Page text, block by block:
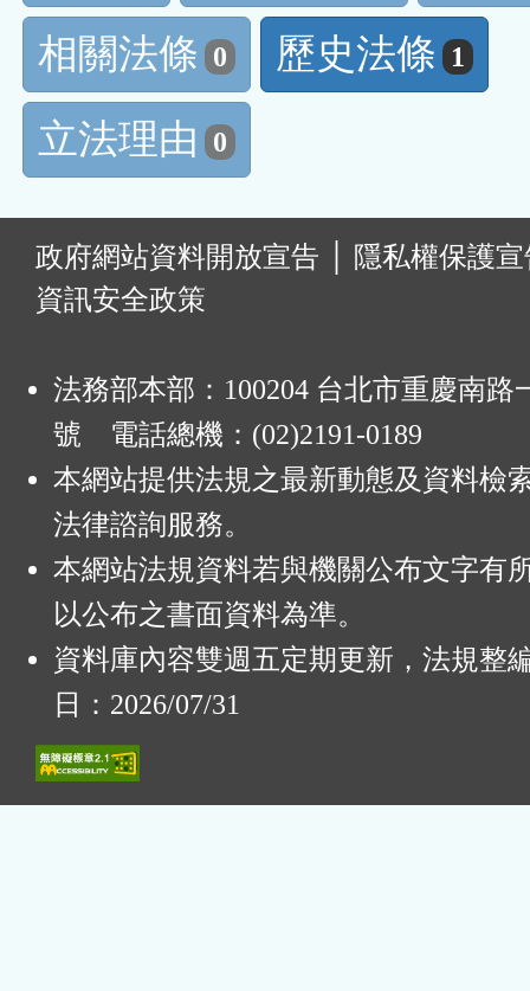
相關法條 0 歷史法條 1
立法理由 0
政府網站資料開放宣告
隱私權保護
資訊安全政策
法務部本部：100204 台北市重慶南路
號 電話總機：(02)2191-0189
本網站提供法規之最新動態及資料檢
法律諮詢服務。
本網站法規資料若與機關公布文字有
以公布之書面資料為準。
資料庫內容雙週五定期更新，法規整
日：2026/07/31